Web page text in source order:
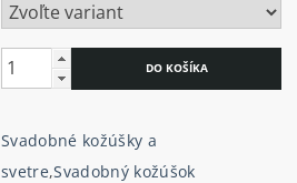
Svadobné kožúšky a
svetre,Svadobný kožúšok